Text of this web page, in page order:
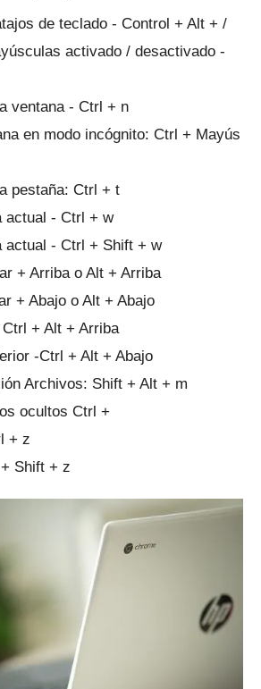
de teclado - Control + Alt + /
activado / desactivado -
ventana - Ctrl + n
en modo incógnito: Ctrl + Mayús
pestaña: Ctrl + t
actual - Ctrl + w
actual - Ctrl + Shift + w
+ Arriba o Alt + Arriba
+ Abajo o Alt + Abajo
+ Alt + Arriba
-Ctrl + Alt + Abajo
Archivos: Shift + Alt + m
ocultos Ctrl +
+ z
Shift + z